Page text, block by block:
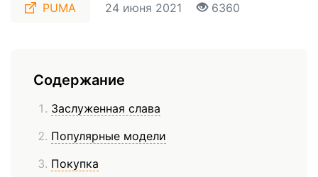
PUMA 24 июня 2021 6360
Содержание
Заслуженная слава
Популярные модели
Покупка